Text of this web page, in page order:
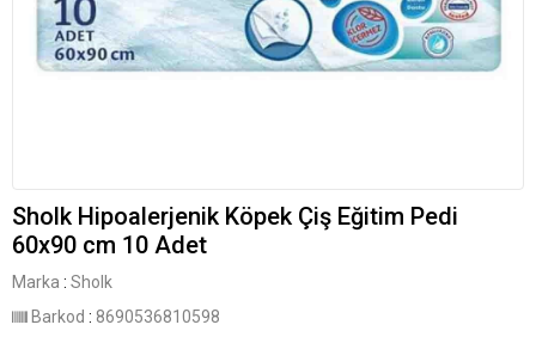
Sholk Hipoalerjenik Köpek Çiş Eğitim Pedi
60x90 cm 10 Adet
Marka : Sholk
Barkod : 8690536810598